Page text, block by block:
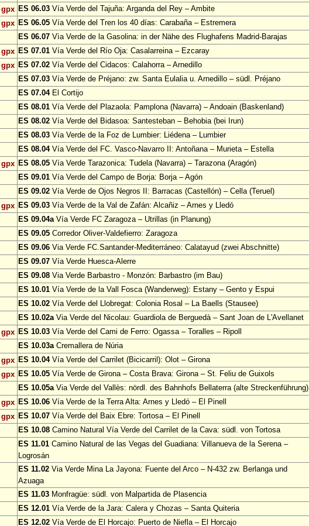
gpx ES 06.03 Vía Verde del Tajuña: Arganda del Rey – Ambite
gpx ES 06.05 Vía Verde del Tren los 40 días: Carabaña – Estremera
ES 06.07 Vìa Verde de la Gasolina: in der Nähe des Flughafens Madrid-Barajas
gpx ES 07.01 Vía Verde del Río Oja: Casalarreina – Ezcaray
gpx ES 07.02 Vía Verde del Cidacos: Calahorra – Arnedillo
ES 07.03 Vía Verde de Préjano: zw. Santa Eulalia u. Arnedillo – südl. Préjano
ES 07.04El Cortijo
ES 08.01 Vía Verde del Plazaola: Pamplona (Navarra) – Andoain (Baskenland)
ES 08.02 Vía Verde del Bidasoa: Santesteban – Behobia (bei Irun)
ES 08.03 Vía Verde de la Foz de Lumbier: Liédena – Lumbier
ES 08.04Vía Verde del FC. Vasco-Navarro II: Antoñana – Murieta – Estella
gpx ES 08.05 Vía Verde Tarazonica: Tudela (Navarra) – Tarazona (Aragón)
ES 09.01 Vía Verde del Campo de Borja: Borja – Agón
ES 09.02 Vía Verde de Ojos Negros II: Barracas (Castellón) – Cella (Teruel)
gpx ES 09.03 Vía Verde de la Val de Zafán: Alcañiz – Arnes y Lledó
ES 09.04aVía Verde FC Zaragoza – Utrillas (in Planung)
ES 09.05 Corredor Oliver-Valdefierro: Zaragoza
ES 09.06 Via Verde FC.Santander-Mediterráneo: Calatayud (zwei Abschnitte)
ES 09.07 Vía Verde Huesca-Alerre
ES 09.08 Via Verde Barbastro - Monzón: Barbastro (im Bau)
ES 10.01 Vía Verde de la Vall Fosca (Wanderweg): Estany – Gento y Espui
ES 10.02 Vía Verde del Llobregat: Colonia Rosal – La Baells (Stausee)
ES 10.02aVia Verde del Nicolau: Guardiola de Berguedà – Sant Joan de L'Avellanet
gpx ES 10.03 Vía Verde del Cami de Ferro: Ogassa – Toralles – Ripoll
ES 10.03aCremallera de Núria
gpx ES 10.04Vía Verde del Carrilet (Bicicarril): Olot – Girona
gpx ES 10.05 Vía Verde de Girona – Costa Brava: Girona – St. Feliu de Guixols
ES 10.05aVia Verde del Vallès: nördl. des Bahnhofs Bellaterra (alte Streckenführung)
gpx ES 10.06 Vía Verde de la Terra Alta: Arnes y Lledó – El Pinell
gpx ES 10.07 Vía Verde del Baix Ebre: Tortosa – El Pinell
ES 10.08 Camino Natural Vía Verde del Carrilet de la Cava: südl. von Tortosa
ES 11.01 Camino Natural de las Vegas del Guadiana: Villanueva de la Serena –
Logrosán
ES 11.02 Via Verde Mina La Jayona: Fuente del Arco – N-432 zw. Berlanga und
Azuaga
ES 11.03 Monfragüe: südl. von Malpartida de Plasencia
ES 12.01 Vía Verde de la Jara: Calera y Chozas – Santa Quiteria
ES 12.02 Vía Verde de El Horcajo: Puerto de Niefla – El Horcajo